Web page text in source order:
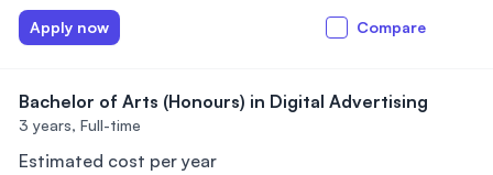
Apply now Compare
Bachelor of Arts (Honours) in Digital Advertising
3 years, Full-time
Estimated cost per year